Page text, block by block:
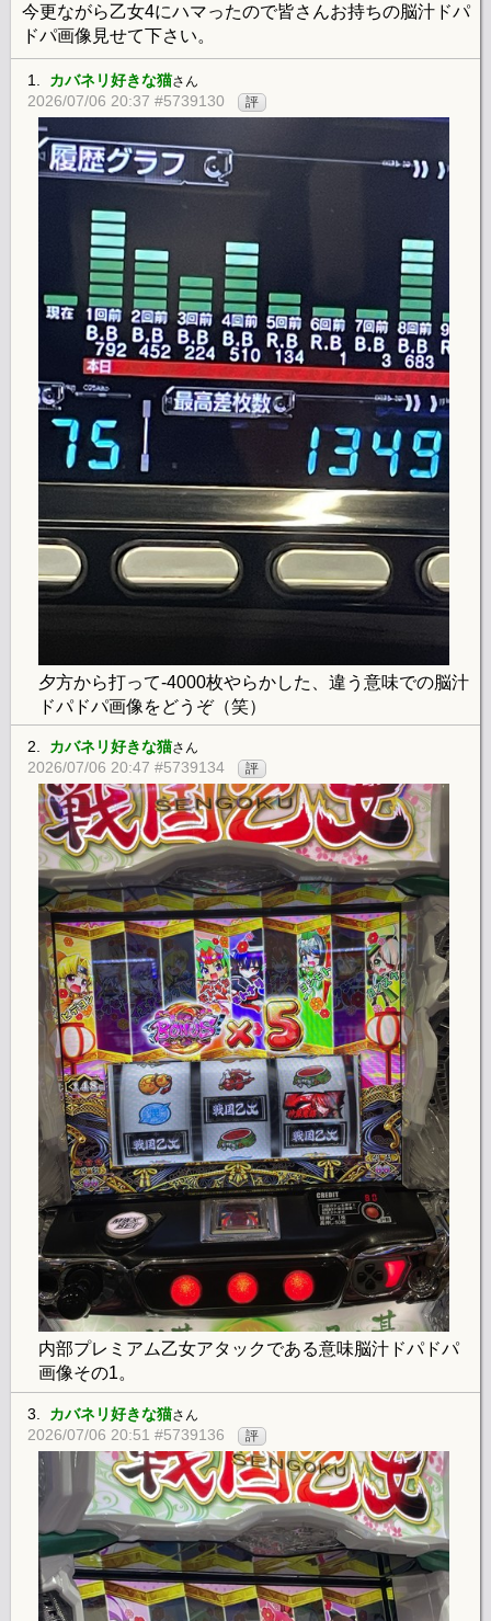
今更ながら乙女4にハマったので皆さんお持ちの脳汁ドパ
ドパ画像見せて下さい。
1. カバネリ好きな猫さん
2026/07/06 20:37 #5739130 評
夕方から打って-4000枚やらかした、違う意味での脳汁
ドパドパ画像をどうぞ（笑）
2. カバネリ好きな猫さん
2026/07/06 20:47 #5739134 評
内部プレミアム乙女アタックである意味脳汁ドパドパ
画像その1。
3. カバネリ好きな猫さん
2026/07/06 20:51 #5739136 評